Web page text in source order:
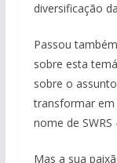
diversificação
Passou
sobre esta
sobre o
transformar em
nome de
Mas a sua